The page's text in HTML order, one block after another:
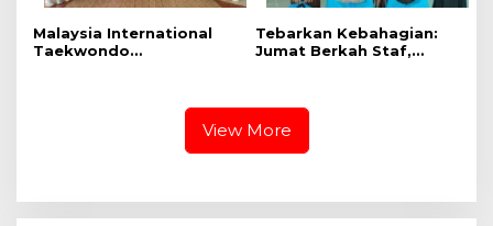
Malaysia International
Taekwondo
Tebarkan Kebahagian:
Jumat Berkah Staf,
Panti Asuhan di Kota
Medan
View More